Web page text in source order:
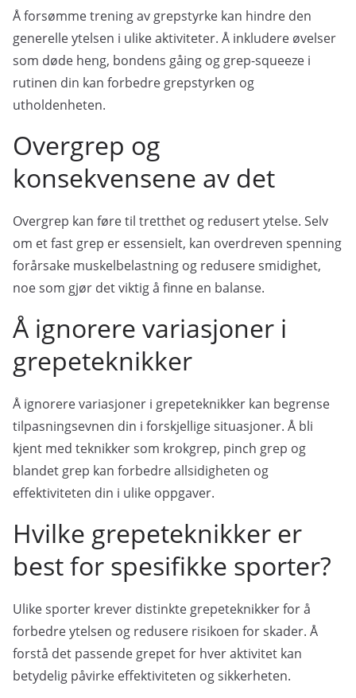
Å forsømme trening av grepstyrke kan hindre den
generelle ytelsen i ulike aktiviteter. Å inkludere øvelser
som døde heng, bondens gåing og grep-squeeze i
rutinen din kan forbedre grepstyrken og
utholdenheten.
Overgrep og
konsekvensene av det
Overgrep kan føre til tretthet og redusert ytelse. Selv
om et fast grep er essensielt, kan overdreven spenning
forårsake muskelbelastning og redusere smidighet,
noe som gjør det viktig å finne en balanse.
Å ignorere variasjoner i
grepeteknikker
Å ignorere variasjoner i grepeteknikker kan begrense
tilpasningsevnen din i forskjellige situasjoner. Å bli
kjent med teknikker som krokgrep, pinch grep og
blandet grep kan forbedre allsidigheten og
effektiviteten din i ulike oppgaver.
Hvilke grepeteknikker er
best for spesifikke sporter?
Ulike sporter krever distinkte grepeteknikker for å
forbedre ytelsen og redusere risikoen for skader. Å
forstå det passende grepet for hver aktivitet kan
betydelig påvirke effektiviteten og sikkerheten.